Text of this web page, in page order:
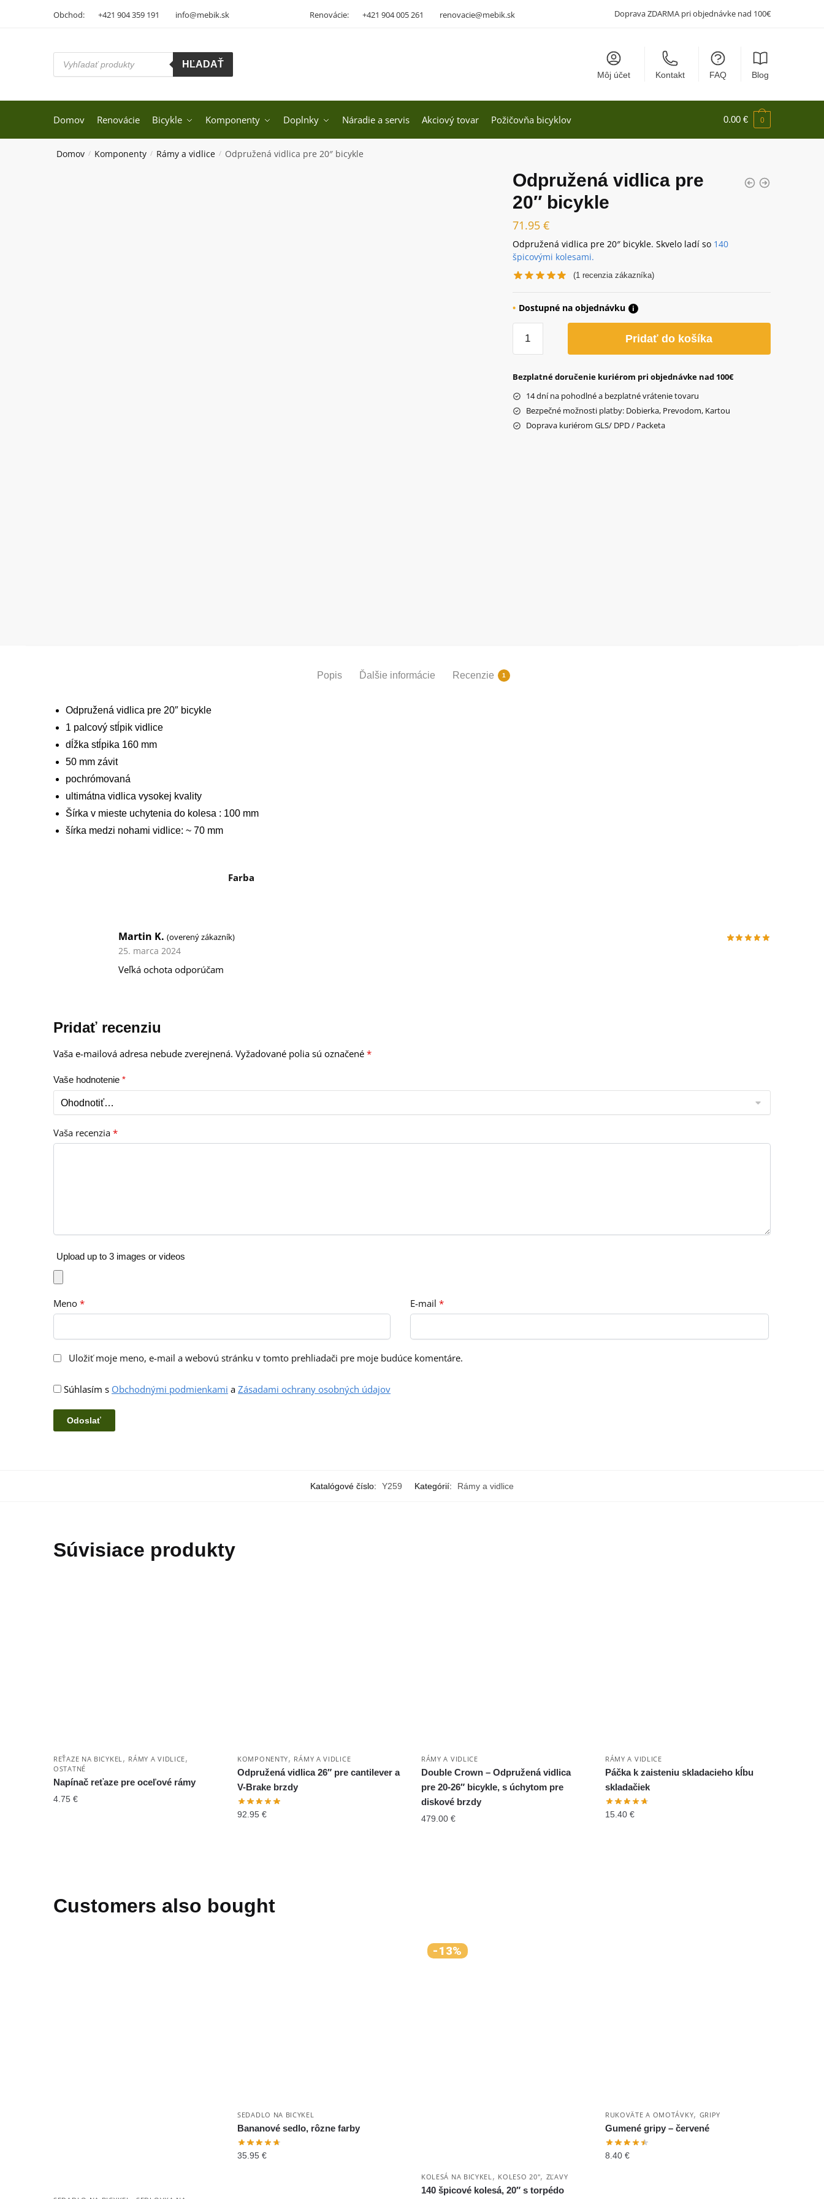
Obchod: +421 904 359 191 info@mebik.sk Renovácie: +421 904 005 261 renovacie@mebik.sk Doprava ZDARMA pri objednávke nad 100€
Products
search
HĽADAŤ
Môj účet Kontakt FAQ Blog
Domov Renovácie Bicykle Komponenty Doplnky Náradie a servis Akciový tovar Požičovňa bicyklov 0.00 € 0
Domov / Komponenty / Rámy a vidlice / Odpružená vidlica pre 20″ bicykle
Odpružená vidlica pre
20″ bicykle
71.95 €
Odpružená vidlica pre 20″ bicykle. Skvelo ladí so 140
špicovými kolesami.
(1 recenzia zákazníka)
Dostupné na objednávku i
Odpružená
pre
20"
bicykle
Pridať do košíka
Bezplatné doručenie kuriérom pri objednávke nad 100€
14 dní na pohodlné a bezplatné vrátenie tovaru
Bezpečné možnosti platby: Dobierka, Prevodom, Kartou
Doprava kuriérom GLS/ DPD / Packeta
Popis Ďalšie informácie Recenzie 1
Odpružená vidlica pre 20″ bicykle
1 palcový stĺpik vidlice
dĺžka stĺpika 160 mm
50 mm závit
pochrómovaná
ultimátna vidlica vysokej kvality
Šírka v mieste uchytenia do kolesa : 100 mm
šírka medzi nohami vidlice: ~ 70 mm
Farba
Martin K.(overený zákazník)
25. marca 2024
Veľká ochota odporúčam
Pridať recenziu
Vaša e-mailová adresa nebude zverejnená. Vyžadované polia sú označené*
Vaše hodnotenie*
Vaša recenzia*
Upload up to 3 images or videos
Meno* E-mail *
Uložiť moje meno, e-mail a webovú stránku v tomto prehliadači pre moje budúce komentáre.
Súhlasím s Obchodnými podmienkami aZásadami ochrany osobných údajov
Katalógové číslo: Y259 Kategórií: Rámy a vidlice
Súvisiace produkty
REŤAZE NA BICYKEL , RÁMY A VIDLICE,
OSTATNÉ
Napínač reťaze pre oceľové rámy
4.75€
KOMPONENTY, RÁMY A VIDLICE
Odpružená vidlica 26″ pre cantilever a
V-Brake brzdy
92.95 €
RÁMY A VIDLICE
Double Crown – Odpružená vidlica
pre 20-26″ bicykle, s úchytom pre
diskové brzdy
479.00 €
RÁMY A VIDLICE
Páčka k zaisteniu skladacieho kĺbu
skladačiek
15.40 €
Customers also bought
SEDADLO NA BICYKEL
Bananové sedlo, rôzne farby
35.95 €
-13%
KOLESÁ NA BICYKEL , KOLESO 20", ZĽAVY
140 špicové kolesá, 20″ s torpédo
RUKOVÄTE A OMOTÁVKY, GRIPY
Gumené gripy – červené
8.40 €